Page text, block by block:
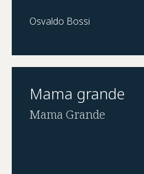
Osvaldo Bossi
Mama grande
Mama Grande